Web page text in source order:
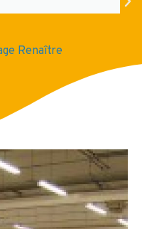
Renaître